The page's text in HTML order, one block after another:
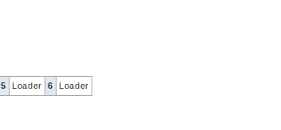
5 Loader 6 Loader